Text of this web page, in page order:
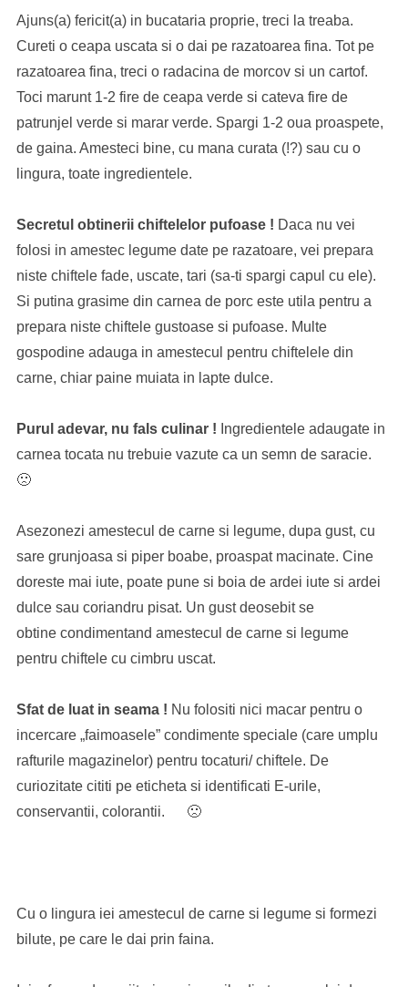
Ajuns(a) fericit(a) in bucataria proprie, treci la treaba.
Cureti o ceapa uscata si o dai pe razatoarea fina. Tot pe
razatoarea fina, treci o radacina de morcov si un cartof.
Toci marunt 1-2 fire de ceapa verde si cateva fire de
patrunjel verde si marar verde. Spargi 1-2 oua proaspete,
de gaina. Amesteci bine, cu mana curata (!?) sau cu o
lingura, toate ingredientele.
Secretul obtinerii chiftelelor pufoase ! Daca nu vei
folosi in amestec legume date pe razatoare, vei prepara
niste chiftele fade, uscate, tari (sa-ti spargi capul cu ele).
Si putina grasime din carnea de porc este utila pentru a
prepara niste chiftele gustoase si pufoase. Multe
gospodine adauga in amestecul pentru chiftelele din
carne, chiar paine muiata in lapte dulce.
Purul adevar, nu fals culinar ! Ingredientele adaugate in
carnea tocata nu trebuie vazute ca un semn de saracie.
🙁
Asezonezi amestecul de carne si legume, dupa gust, cu
sare grunjoasa si piper boabe, proaspat macinate. Cine
doreste mai iute, poate pune si boia de ardei iute si ardei
dulce sau coriandru pisat. Un gust deosebit se
obtine condimentand amestecul de carne si legume
pentru chiftele cu cimbru uscat.
Sfat de luat in seama ! Nu folositi nici macar pentru o
incercare „faimoasele” condimente speciale (care umplu
rafturile magazinelor) pentru tocaturi/ chiftele. De
curiozitate cititi pe eticheta si identificati E-urile,
conservantii, colorantii. 🙁
Cu o lingura iei amestecul de carne si legume si formezi
bilute, pe care le dai prin faina.